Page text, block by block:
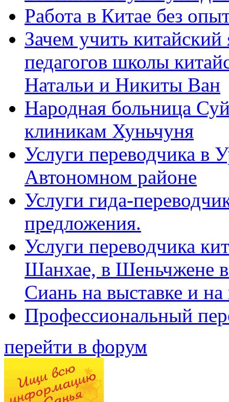
Работа в Китае без
Зачем учить
педагогов школы
Натальи и Никиты Ван
Народная больница
клиникам Хуньчуня
Услуги переводчика в
Автономном районе
Услуги гида-
предложения.
Услуги переводчика
Шанхае, в Шеньчжене
Сиань на выставке и
Профессиональный
перейти в форум